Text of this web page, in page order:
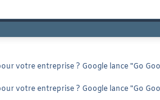
votre entreprise ? Google lance "Go
votre entreprise ? Google lance "Go